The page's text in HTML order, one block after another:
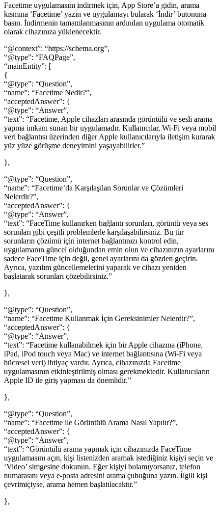
Facetime uygulamasını indirmek için, App Store’a gidin, arama
kısmına ‘Facetime’ yazın ve uygulamayı bularak ‘İndir’ butonuna
basın. İndirmenin tamamlanmasının ardından uygulama otomatik
olarak cihazınıza yüklenecektir.
“@context”: “https://schema.org”,
“@type”: “FAQPage”,
“mainEntity”: [
{
“@type”: “Question”,
“name”: “Facetime Nedir?”,
“acceptedAnswer”: {
“@type”: “Answer”,
“text”: “Facetime, Apple cihazları arasında görüntülü ve sesli arama
yapma imkanı sunan bir uygulamadır. Kullanıcılar, Wi-Fi veya mobil
veri bağlantısı üzerinden diğer Apple kullanıcılarıyla iletişim kurarak
yüz yüze görüşme deneyimini yaşayabilirler.”
},
“@type”: “Question”,
“name”: “Facetime’da Karşılaşılan Sorunlar ve Çözümleri
Nelerdir?”,
“acceptedAnswer”: {
“@type”: “Answer”,
“text”: “FaceTime kullanırken bağlantı sorunları, görüntü veya ses
sorunları gibi çeşitli problemlerle karşılaşabilirsiniz. Bu tür
sorunların çözümü için internet bağlantınızı kontrol edin,
uygulamanın güncel olduğundan emin olun ve cihazınızın ayarlarını
sadece FaceTime için değil, genel ayarlarını da gözden geçirin.
Ayrıca, yazılım güncellemelerini yaparak ve cihazı yeniden
başlatarak sorunları çözebilirsiniz.”
},
“@type”: “Question”,
“name”: “Facetime Kullanmak İçin Gereksinimler Nelerdir?”,
“acceptedAnswer”: {
“@type”: “Answer”,
“text”: “Facetime kullanabilmek için bir Apple cihazına (iPhone,
iPad, iPod touch veya Mac) ve internet bağlantısına (Wi-Fi veya
hücresel veri) ihtiyaç vardır. Ayrıca, cihazınızda Facetime
uygulamasının etkinleştirilmiş olması gerekmektedir. Kullanıcıların
Apple ID ile giriş yapması da önemlidir.”
},
“@type”: “Question”,
“name”: “Facetime ile Görüntülü Arama Nasıl Yapılır?”,
“acceptedAnswer”: {
“@type”: “Answer”,
“text”: “Görüntülü arama yapmak için cihazınızda FaceTime
uygulamasını açın, kişi listenizden aramak istediğiniz kişiyi seçin ve
‘Video’ simgesine dokunun. Eğer kişiyi bulamıyorsanız, telefon
numarasını veya e-posta adresini arama çubuğuna yazın. İlgili kişi
çevrimiçiyse, arama hemen başlatılacaktır.”
},